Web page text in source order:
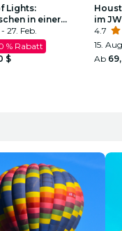
Lights:
in einer
Show
27. Feb.
% Rabatt
$
im
4.7
15.
Ab